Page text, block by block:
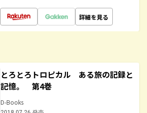
詳細を見る
とろとろトロピカル ある旅の記録と
記憶。 第4巻
D-Books